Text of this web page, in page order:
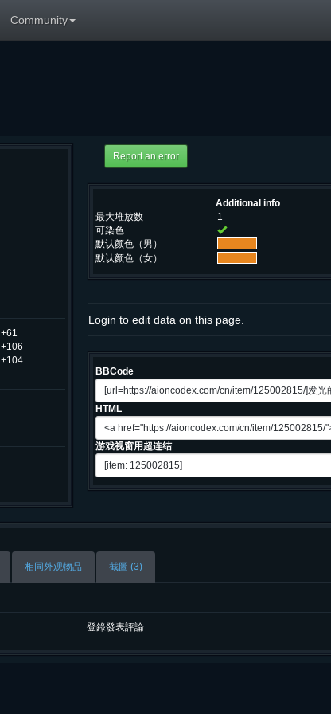
Community
+61
+106
+104
Additional info
最大堆放数
1
可染色
默认颜色（男）
默认颜色（女）
Login to edit data on this page.
BBCode
HTML
游戏视窗用超连结
相同外观物品 截圖 (3)
登錄發表評論